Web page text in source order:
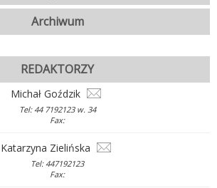
Archiwum
REDAKTORZY
Michał Goździk
Tel: 44 7192123 w. 34
Fax:
Katarzyna Zielińska
Tel: 447192123
Fax: